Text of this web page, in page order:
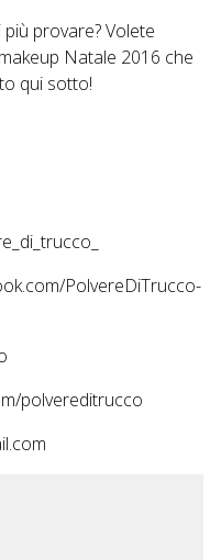
provare? Volete
Natale 2016 che
qui sotto!
PolvereDiTrucco-
polvereditrucco